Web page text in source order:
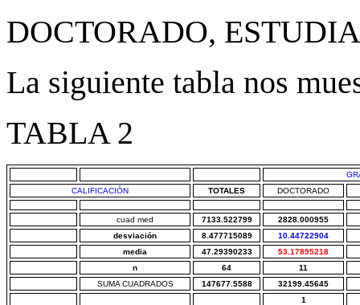
DOCTORADO,
La siguiente tabla nos
TABLA 2
CALIFICACIÓN
TOTALES DOCTORADO
cuad med 7133.522799
2828.000955
desviación
8.477715089
10.44722904
media
47.29390233
53.17895218
n
64
11
SUMA CUADRADOS
147677.5588
32199.45645
1